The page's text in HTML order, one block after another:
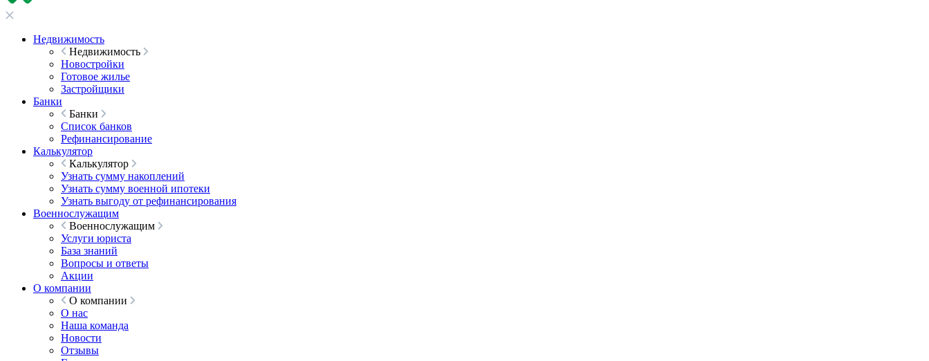
Недвижимость
Недвижимость
Новостройки
Готовое жилье
Застройщики
Банки
Банки
Список банков
Рефинансирование
Калькулятор
Калькулятор
Узнать сумму накоплений
Узнать сумму военной ипотеки
Узнать выгоду от рефинансирования
Военнослужащим
Военнослужащим
Услуги юриста
База знаний
Вопросы и ответы
Акции
О компании
О компании
О нас
Наша команда
Новости
Отзывы